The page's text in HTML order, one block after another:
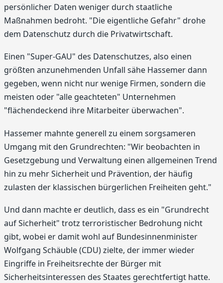
persönlicher Daten weniger durch staatliche
Maßnahmen bedroht. "Die eigentliche Gefahr" drohe
dem Datenschutz durch die Privatwirtschaft.
Einen "Super-GAU" des Datenschutzes, also einen
größten anzunehmenden Unfall sähe Hassemer dann
gegeben, wenn nicht nur wenige Firmen, sondern die
meisten oder "alle geachteten" Unternehmen
"flächendeckend ihre Mitarbeiter überwachen".
Hassemer mahnte generell zu einem sorgsameren
Umgang mit den Grundrechten: "Wir beobachten in
Gesetzgebung und Verwaltung einen allgemeinen Trend
hin zu mehr Sicherheit und Prävention, der häufig
zulasten der klassischen bürgerlichen Freiheiten geht."
Und dann machte er deutlich, dass es ein "Grundrecht
auf Sicherheit" trotz terroristischer Bedrohung nicht
gibt, wobei er damit wohl auf Bundesinnenminister
Wolfgang Schäuble (CDU) zielte, der immer wieder
Eingriffe in Freiheitsrechte der Bürger mit
Sicherheitsinteressen des Staates gerechtfertigt hatte.